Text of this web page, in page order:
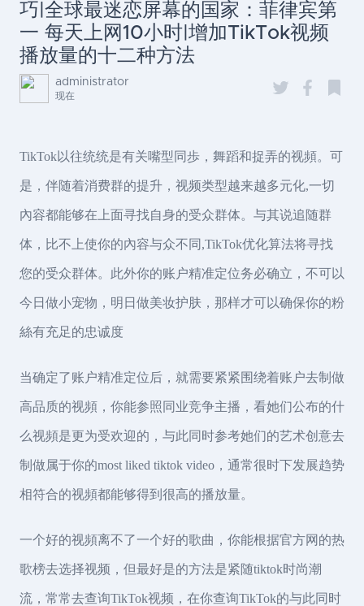
巧|全球最迷恋屏幕的国家：菲律宾第
一 每天上网10小时|增加TikTok视频
播放量的十二种方法
administrator
现在
TikTok以往统统是有关嘴型同歩，舞蹈和捉弄的视頻。可
是，伴随着消费群的提升，视频类型越来越多元化,一切
內容都能够在上面寻找自身的受众群体。与其说追随群
体，比不上使你的內容与众不同,TikTok优化算法将寻找
您的受众群体。此外你的账户精准定位务必确立，不可以
今日做小宠物，明日做美妆护肤，那样才可以确保你的粉
絲有充足的忠诚度
当确定了账户精准定位后，就需要紧紧围绕着账户去制做
高品质的视頻，你能参照同业竞争主播，看她们公布的什
么视頻是更为受欢迎的，与此同时参考她们的艺术创意去
制做属于你的most liked tiktok video，通常很时下发展趋势
相符合的视頻都能够得到很高的播放量。
一个好的视頻离不了一个好的歌曲，你能根据官方网的热
歌榜去选择视频，但最好是的方法是紧随tiktok时尚潮
流，常常去查询TikTok视频，在你查询TikTok的与此同时